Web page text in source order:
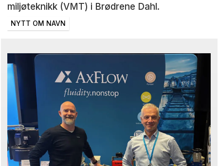
miljøteknikk (VMT) i Brødrene Dahl.
NYTT OM NAVN